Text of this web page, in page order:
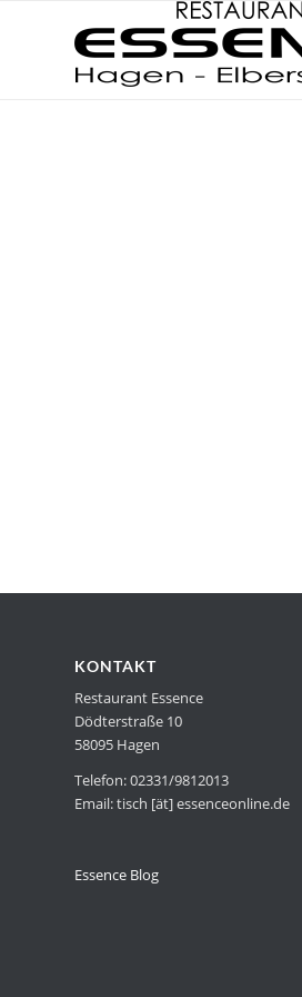
KONTAKT
Restaurant Essence
Dödterstraße 10
58095 Hagen
Telefon: 02331/9812013
Email: tisch [ät] essenceonline.de
Essence Blog